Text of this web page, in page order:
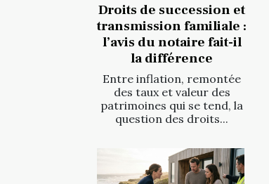
Droits de succession et
transmission familiale :
l’avis du notaire fait-il
la différence
Entre inflation, remontée
des taux et valeur des
patrimoines qui se tend, la
question des droits...